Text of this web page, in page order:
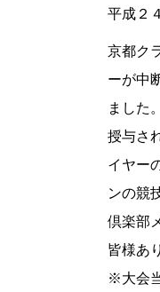
平成２
京都ク
ーが中
ました
授与さ
イヤー
ンの競
倶楽部
皆様あ
※大会